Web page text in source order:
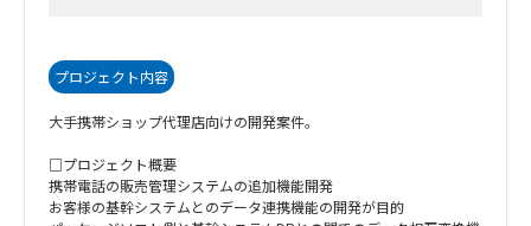
プロジェクト内容
大手携帯ショップ代理店向けの開発案件。
□プロジェクト概要
携帯電話の販売管理システムの追加機能開発
お客様の基幹システムとのデータ連携機能の開発が目的